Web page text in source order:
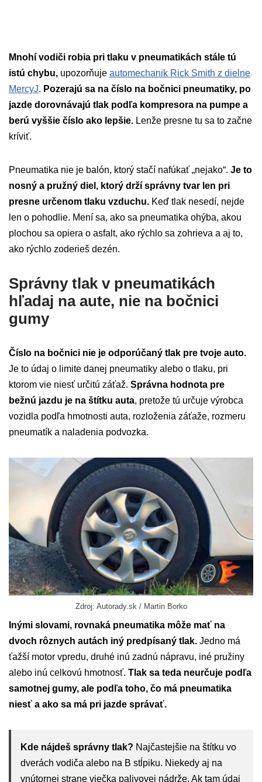
Mnohí vodiči robia pri tlaku v pneumatikách stále tú
istú chybu, upozorňuje automechanik Rick Smith z dielne
MercyJ. Pozerajú sa na číslo na bočnici pneumatiky, po
jazde dorovnávajú tlak podľa kompresora na pumpe a
berú vyššie číslo ako lepšie. Lenže presne tu sa to začne
kríviť.
Pneumatika nie je balón, ktorý stačí nafúkať „nejako“. Je to
nosný a pružný diel, ktorý drží správny tvar len pri
presne určenom tlaku vzduchu. Keď tlak nesedí, nejde
len o pohodlie. Mení sa, ako sa pneumatika ohýba, akou
plochou sa opiera o asfalt, ako rýchlo sa zohrieva a aj to,
ako rýchlo zoderieš dezén.
Správny tlak v pneumatikách
hľadaj na aute, nie na bočnici
gumy
Číslo na bočnici nie je odporúčaný tlak pre tvoje auto.
Je to údaj o limite danej pneumatiky alebo o tlaku, pri
ktorom vie niesť určitú záťaž. Správna hodnota pre
bežnú jazdu je na štítku auta, pretože tú určuje výrobca
vozidla podľa hmotnosti auta, rozloženia záťaže, rozmeru
pneumatík a naladenia podvozka.
Zdroj: Autorady.sk / Martin Borko
Inými slovami, rovnaká pneumatika môže mať na
dvoch rôznych autách iný predpísaný tlak. Jedno má
ťažší motor vpredu, druhé inú zadnú nápravu, iné pružiny
alebo inú celkovú hmotnosť. Tlak sa teda neurčuje podľa
samotnej gumy, ale podľa toho, čo má pneumatika
niesť a ako sa má pri jazde správať.
Kde nájdeš správny tlak? Najčastejšie na štítku vo
dverách vodiča alebo na B stĺpiku. Niekedy aj na
vnútornej strane viečka palivovej nádrže. Ak tam údaj